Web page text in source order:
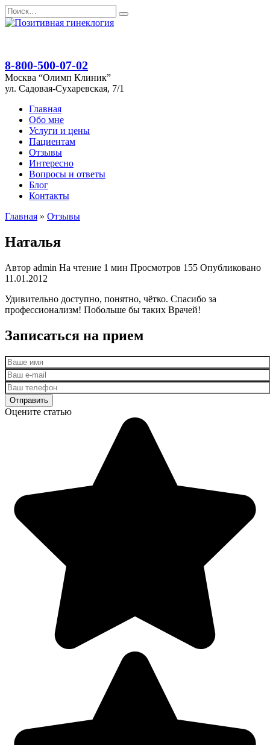
Перейти
к
Search
for:
8-800-500-07-02
Москва “Олимп Клиник”
ул. Садовая-Сухаревская, 7/1
Главная
Обо мне
Услуги и цены
Пациентам
Отзывы
Интересно
Вопросы и ответы
Блог
Контакты
Главная » Отзывы
Наталья
Автор admin На чтение 1 мин Просмотров 155 Опубликовано
11.01.2012
Удивительно доступно, понятно, чётко. Спасибо за
профессионализм! Побольше бы таких Врачей!
Записаться на прием
Оцените статью